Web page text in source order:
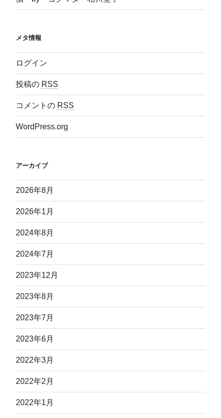
メタ情報
ログイン
投稿の RSS
コメントの RSS
WordPress.org
アーカイブ
2026年8月
2026年1月
2024年8月
2024年7月
2023年12月
2023年8月
2023年7月
2023年6月
2022年3月
2022年2月
2022年1月